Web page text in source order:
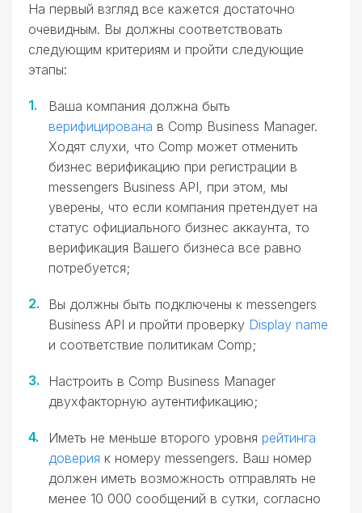
На первый взгляд все кажется достаточно
очевидным. Вы должны соответствовать
следующим критериям и пройти следующие
этапы:
Ваша компания должна быть
верифицирована в Comp Business Manager.
Ходят слухи, что Comp может отменить
бизнес верификацию при регистрации в
messengers Business API, при этом, мы
уверены, что если компания претендует на
статус официального бизнес аккаунта, то
верификация Вашего бизнеса все равно
потребуется;
Вы должны быть подключены к messengers
Business API и пройти проверку Display name
и соответствие политикам Comp;
Настроить в Comp Business Manager
двухфакторную аутентификацию;
Иметь не меньше второго уровня рейтинга
доверия к номеру messengers. Ваш номер
должен иметь возможность отправлять не
менее 10 000 сообщений в сутки, согласно